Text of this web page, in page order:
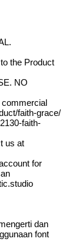
the Product
NO
commercial
faith-grace/
faith-
us at
for
dan
font